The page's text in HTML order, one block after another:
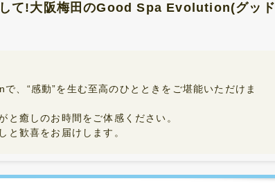
て!大阪梅田のGood Spa Evolution(グッド
、“感動”を生む至高のひとときをご堪能いただけま
と癒しのお時間をご体感ください。
と歓喜をお届けします。